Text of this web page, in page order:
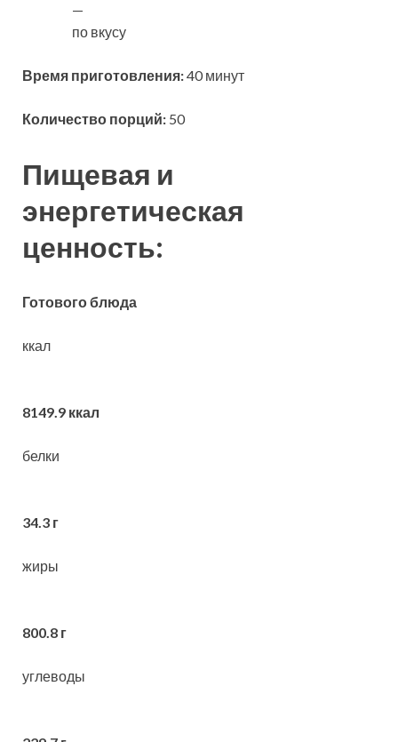
—
по вкусу
Время приготовления:40 минут
Количество порций: 50
Пищевая и
энергетическая
ценность:
Готового блюда
ккал
8149.9 ккал
белки
34.3 г
жиры
800.8 г
углеводы